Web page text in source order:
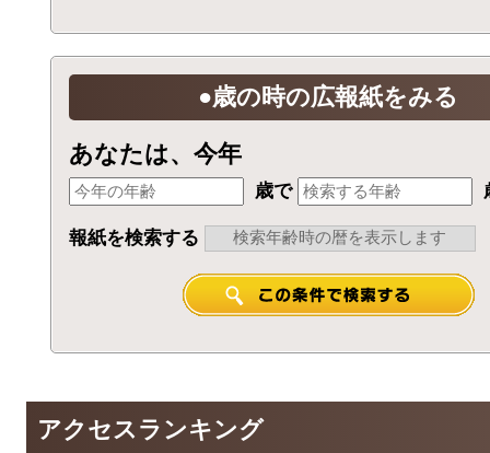
●歳の時の広報紙をみる
あなたは、今年
歳で
報紙を検索する
アクセスランキング